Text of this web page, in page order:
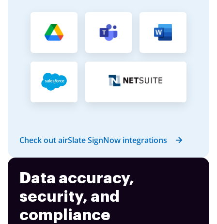
Check out airSlate SignNow integrations
Data accuracy,
security, and
compliance